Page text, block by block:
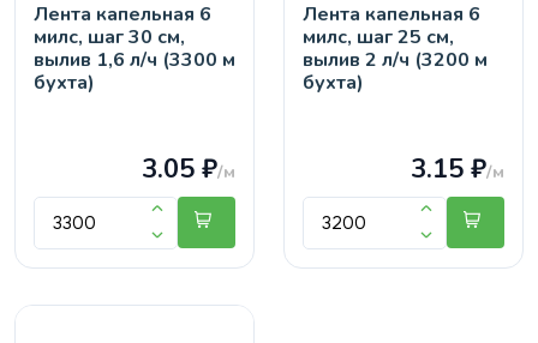
Лента капельная 6
милс, шаг 30 см,
вылив 1,6 л/ч (3300 м
бухта)
3.05 ₽/м
Лента капельная 6
милс, шаг 25 см,
вылив 2 л/ч (3200 м
бухта)
3.15 ₽/м